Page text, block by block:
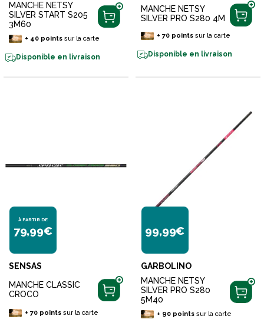
MANCHE NETSY
SILVER START S205
3M60
+ 40pointssur la carte
Disponible en livraison
MANCHE NETSY
SILVER PRO S280 4M
+ 70pointssur la carte
Disponible en livraison
À PARTIR DE
79,99€
SENSAS
MANCHE CLASSIC
CROCO
+ 70pointssur la carte
99,99€
GARBOLINO
MANCHE NETSY
SILVER PRO S280
5M40
+ 90pointssur la carte